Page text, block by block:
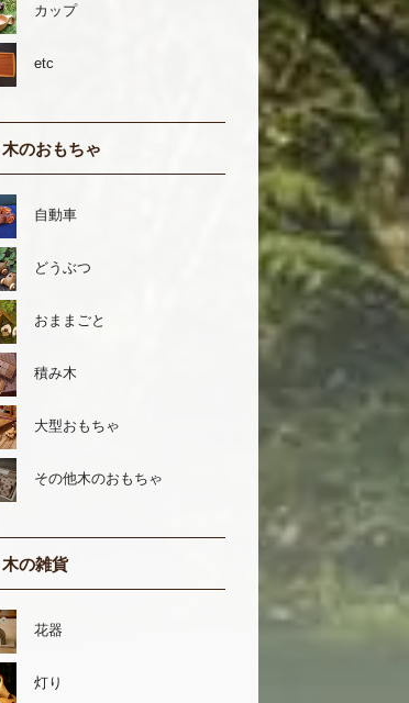
カップ
etc
木のおもちゃ
自動車
どうぶつ
おままごと
積み木
大型おもちゃ
その他木のおもちゃ
木の雑貨
花器
灯り